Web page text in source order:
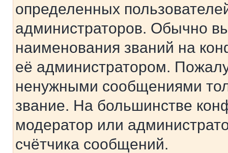
определенных
администраторов. Обычно
наименования званий на
её администратором.
ненужными сообщениями
звание. На большинстве
модератор или
счётчика сообщений.